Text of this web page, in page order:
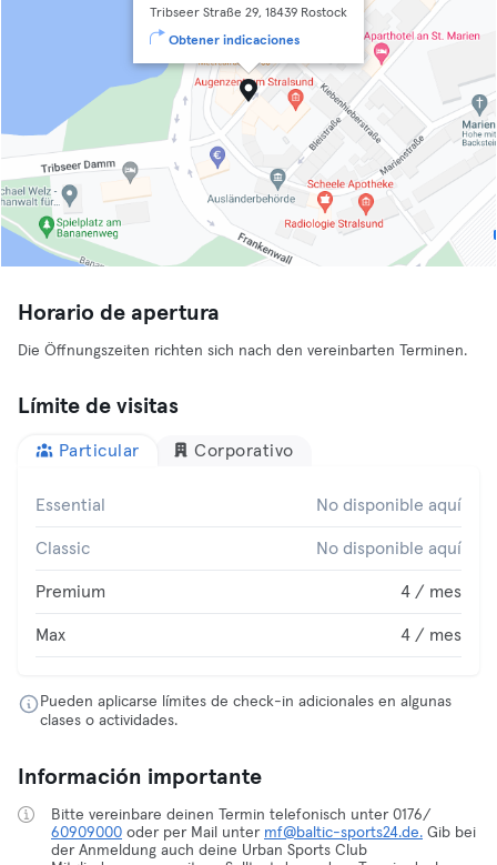
Tribseer Straße 29, 18439 Rostock
Obtener indicaciones
Horario de apertura
Die Öffnungszeiten richten sich nach den vereinbarten Terminen.
Límite de visitas
Particular Corporativo
Essential No disponible aquí
Classic No disponible aquí
Premium 4 / mes
Max 4 / mes
Pueden aplicarse límites de check-in adicionales en algunas
clases o actividades.
Información importante
Bitte vereinbare deinen Termin telefonisch unter 0176/
60909000 oder per Mail unter mf@baltic-sports24.de. Gib bei
der Anmeldung auch deine Urban Sports Club